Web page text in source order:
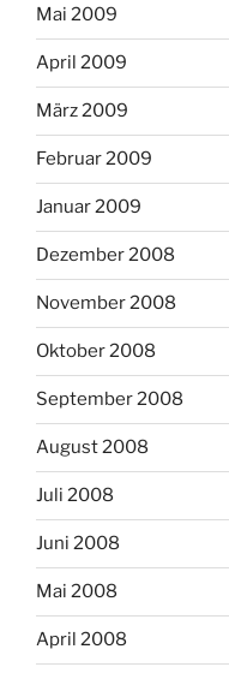
Mai 2009
April 2009
März 2009
Februar 2009
Januar 2009
Dezember 2008
November 2008
Oktober 2008
September 2008
August 2008
Juli 2008
Juni 2008
Mai 2008
April 2008